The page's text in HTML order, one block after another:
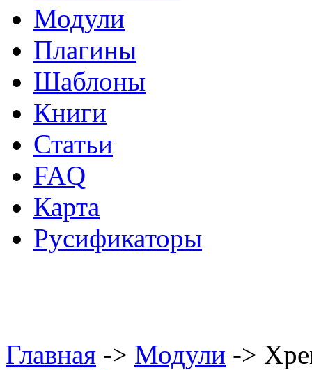
Модули
Плагины
Шаблоны
Книги
Статьи
FAQ
Карта
Русификаторы
Главная -> Модули ->